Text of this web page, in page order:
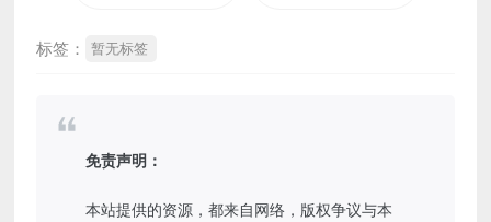
标签： 暂无标签
免责声明：
本站提供的资源，都来自网络，版权争议与本